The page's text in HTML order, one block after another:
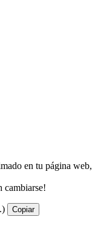
en tu página web,
cambiarse!
Copiar